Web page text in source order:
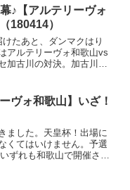
♪【アルテリーヴォ
180414）
たあと、ダンマクはり
アルテリーヴォ和歌山vs
加古川の対決。加古川は
上がってます！＜
ヴォ和歌山】いざ！
ました。天皇杯！出場に
くてはいけません。予選
ずれも和歌山で開催され